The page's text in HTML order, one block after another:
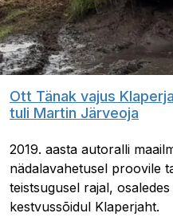
Ott Tänak vajus
tuli Martin Järveoja
2019. aasta autoralli
nädalavahetusel proovile
teistsugusel rajal,
kestvussõidul Klaperjaht.